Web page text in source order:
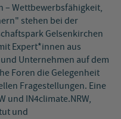
Wettbewerbsfähigkeit,
stehen bei der
Gelsenkirchen
Expert*innen aus
Unternehmen auf dem
Foren die Gelegenheit
Fragestellungen. Eine
und IN4climate.NRW,
und